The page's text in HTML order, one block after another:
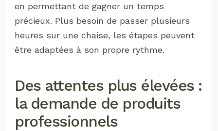
en permettant de gagner un temps
précieux. Plus besoin de passer plusieurs
heures sur une chaise, les étapes peuvent
être adaptées à son propre rythme.
Des attentes plus élevées :
la demande de produits
professionnels